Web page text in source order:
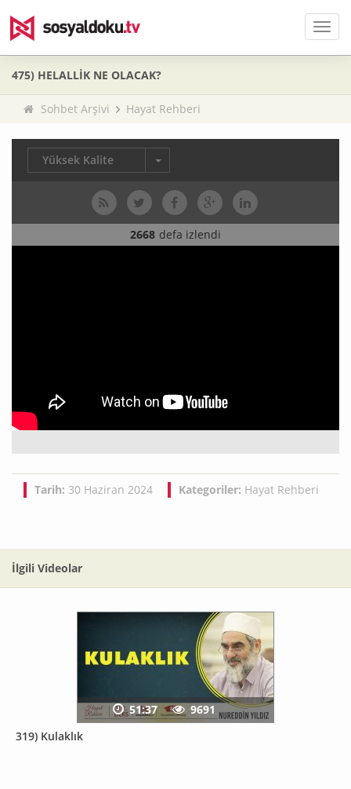
Menü
475) HELALLİK NE OLACAK?
Sohbet Arşivi Hayat Rehberi
Yüksek Kalite
2668 defa izlendi
Tarih: 30 Haziran 2024 Kategoriler: Hayat Rehberi
İlgili Videolar
319) Kulaklık
51:37 9691